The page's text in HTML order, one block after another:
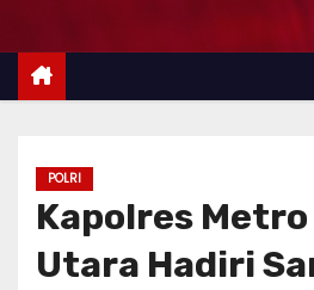
POLRI
Kapolres
Utara Hadiri